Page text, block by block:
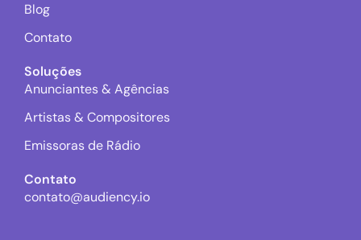
Blog
Contato
Soluções
Anunciantes & Agências
Artistas & Compositores
Emissoras de Rádio
Contato
contato@audiency.io